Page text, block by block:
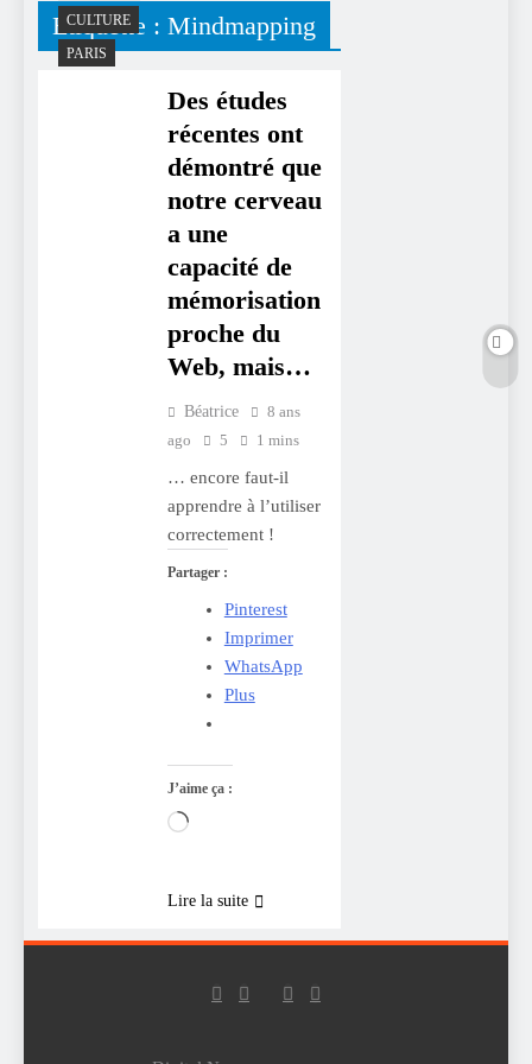
Étiquette : Mindmapping
CULTURE
PARIS
Des études
récentes ont
démontré que
notre cerveau
a une
capacité de
mémorisation
proche du
Web, mais…
Béatrice
8 ans
ago
5 1 mins
… encore faut-il
apprendre à l’utiliser
correctement !
Partager :
Pinterest
Imprimer
WhatsApp
Plus
J’aime ça :
Chargement…
Lire la suite